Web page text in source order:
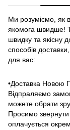
Ми розуміємо, як
якомога швидше!
швидку та якісну
способів
для вас:
•Доставка Новою
Відпраляємо
можете обрати
Просимо звернути
оплачується